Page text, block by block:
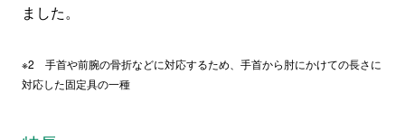
ました。
※2 手首や前腕の骨折などに対応するため、手首から肘にかけての長さに
対応した固定具の一種